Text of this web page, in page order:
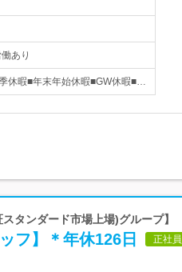
あり
休暇■年末年始休暇■GW休暇■…
タンダード市場上場)グループ】
フ】＊年休126日 正社員